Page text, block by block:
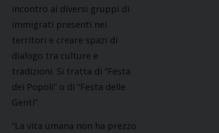
incontro ai diversi gruppi di
immigrati presenti nei
territori e creare spazi di
dialogo tra culture e
tradizioni. Si tratta di “Festa
dei Popoli” o di “Festa delle
Genti”.
“La vita umana non ha prezzo